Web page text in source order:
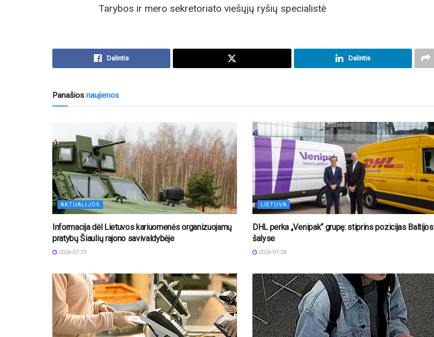
Tarybos ir mero sekretoriato viešųjų ryšių specialistė
Dalintis Dalintis
Panašios naujienos
AKTUALIJOS
Informacija dėl Lietuvos kariuomenės organizuojamų
pratybų Šiaulių rajono savivaldybėje
2026-07-29
LIETUVA
DHL perka „Venipak“ grupę: stiprins pozicijas Baltijos
šalyse
2026-07-28